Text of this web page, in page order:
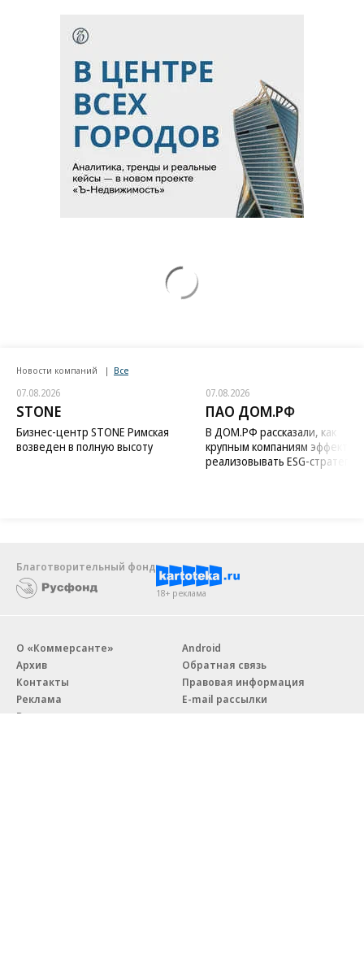
Новости компаний Все
07.08.2026
STONE
Бизнес-центр STONE Римская
возведен в полную высоту
07.08.2026
ПАО ДОМ.РФ
В ДОМ.РФ рассказали, как
крупным компаниям
реализовывать ESG-стратегию
Благотворительный фонд
18+ реклама
О «Коммерсанте»
Архив
Контакты
Реклама
Вакансии
Android
Обратная связь
Правовая информация
E-mail рассылки